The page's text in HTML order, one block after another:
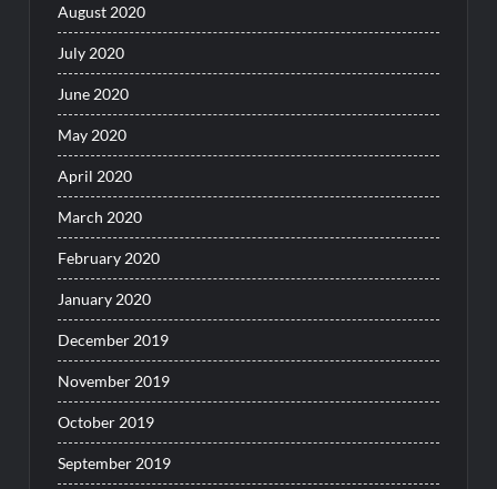
August 2020
July 2020
June 2020
May 2020
April 2020
March 2020
February 2020
January 2020
December 2019
November 2019
October 2019
September 2019